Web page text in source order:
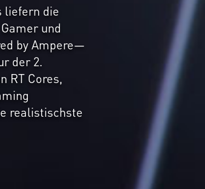
liefern die
und
by Ampere—
der 2.
RT Cores,
realistischste